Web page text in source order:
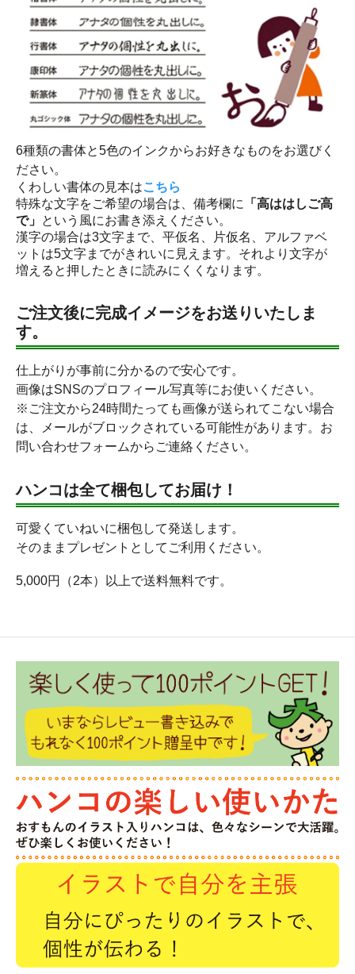
6種類の書体と5色のインクからお好きなものをお選びく
ださい。
くわしい書体の見本はこちら
特殊な文字をご希望の場合は、備考欄に
「高ははしご高
で」 という風にお書き添えください。
漢字の場合は3文字まで、平仮名、片仮名、アルファベ
ットは5文字までがきれいに見えます。それより文字が
増えると押したときに読みにくくなります。
ご注文後に完成イメージをお送りいたしま
す。
仕上がりが事前に分かるので安心です。
画像はSNSのプロフィール写真等にお使いください。
※ご注文から24時間たっても画像が送られてこない場合
は、メールがブロックされている可能性があります。お
問い合わせフォームからご連絡ください。
ハンコは全て梱包してお届け！
可愛くていねいに梱包して発送します。
そのままプレゼントとしてご利用ください。
5,000円（2本）以上で送料無料です。